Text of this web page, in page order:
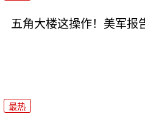
五角大楼这操作！美军报
最热